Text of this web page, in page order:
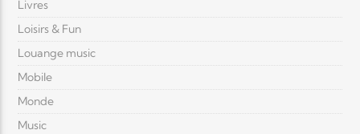
Livres
Loisirs & Fun
Louange music
Mobile
Monde
Music